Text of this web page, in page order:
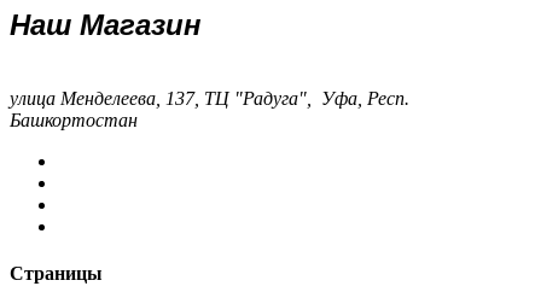
Наш Магазин
улица Менделеева, 137, ТЦ "Радуга", Уфа, Респ.
Башкортостан
Страницы